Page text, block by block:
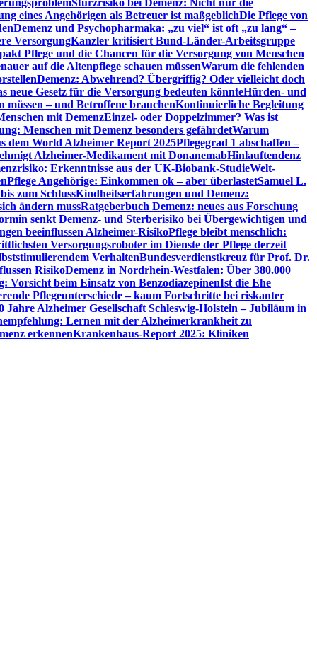
Sturzrisiko bei Demenz: Nicht nur die
eines Angehörigen als Betreuer ist maßgeblichDie Pflege von
Demenz und Psychopharmaka: „zu viel“ ist oft „zu lang“ –
VersorgungKanzler kritisiert Bund-Länder-Arbeitsgruppe
Pflege und die Chancen für die Versorgung von Menschen
auf die Altenpflege schauen müssenWarum die fehlenden
Demenz: Abwehrend? Übergriffig? Oder vielleicht doch
neue Gesetz für die Versorgung bedeuten könnteHürden- und
– und Betroffene brauchenKontinuierliche Begleitung
mit DemenzEinzel- oder Doppelzimmer? Was ist
Menschen mit Demenz besonders gefährdetWarum
dem World Alzheimer Report 2025Pflegegrad 1 abschaffen –
Alzheimer-Medikament mit DonanemabHinlauftendenz
Erkenntnisse aus der UK-Biobank-StudieWelt-
Pflege Angehörige: Einkommen ok – aber überlastetSamuel L.
zum SchlussKindheitserfahrungen und Demenz:
ändern mussRatgeberbuch Demenz: neues aus Forschung
senkt Demenz- und Sterberisiko bei Übergewichtigen und
beeinflussen Alzheimer-RisikoPflege bleibt menschlich:
Versorgungsroboter im Dienste der Pflege derzeit
VerhaltenBundesverdienstkreuz für Prof. Dr.
RisikoDemenz in Nordrhein-Westfalen: Über 380.000
Vorsicht beim Einsatz von BenzodiazepinenIst die Ehe
Pflegeunterschiede – kaum Fortschritte bei riskanter
Jahre Alzheimer Gesellschaft Schleswig-Holstein – Jubiläum in
Lernen mit der Alzheimerkrankheit zu
erkennenKrankenhaus-Report 2025: Kliniken